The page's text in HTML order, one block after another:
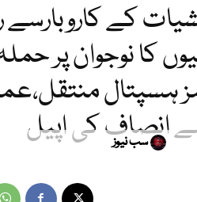
منشیات کے
کا نوجوان پر
ہسپتال
انصاف کی اپیل
سب نیوز